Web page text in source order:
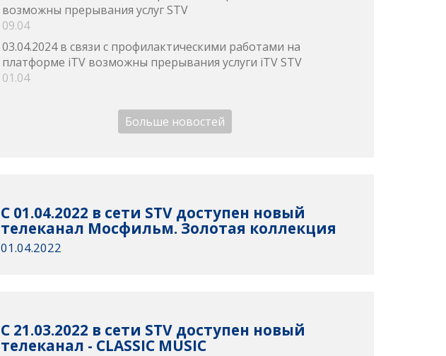
возможны прерывания услуг STV
09.04
03.04.2024 в связи с профилактическими работами на
платформе iTV возможны прерывания услуги iTV STV
01.04
Больше новостей
С 01.04.2022 в сети STV доступен новый
телеканал Мосфильм. Золотая коллекция
01.04.2022
С 21.03.2022 в сети STV доступен новый
телеканал - CLASSIC MUSIC